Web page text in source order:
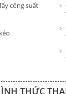
công suất
THỨC